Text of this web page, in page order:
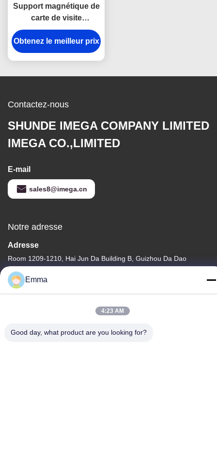
Support magnétique de
carte de visite
professionnelle de
visite de carte
nominative d'unité
cuir de porte-cartes
Obtenez le meilleur prix
Contactez-nous
SHUNDE IMEGA COMPANY LIMITED
IMEGA CO.,LIMITED
E-mail
sales8@imega.cn
Notre adresse
Adresse
Room 1209-1210, Hai Jun Da Building B, Guizhou Da Dao
Zhong, Ronggui, Shunde, Foshan, Guangdong, China
Télégramme
Emma
4:23 AM
Good day, what product are you looking for?